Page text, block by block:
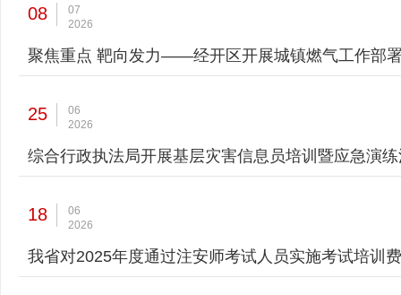
08
07
2026
聚焦重点 靶向发力——经开区开展城镇燃气工作部
25
06
2026
综合行政执法局开展基层灾害信息员培训暨应急演
18
06
2026
我省对2025年度通过注安师考试人员实施考试培训